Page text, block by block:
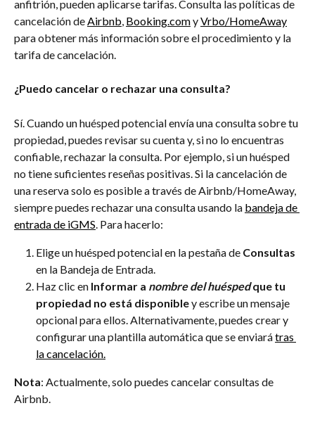
anfitrión, pueden aplicarse tarifas. Consulta las políticas de
cancelación de Airbnb, Booking.com y Vrbo/HomeAway
para obtener más información sobre el procedimiento y la
tarifa de cancelación.
¿Puedo cancelar o rechazar una consulta?
Sí. Cuando un huésped potencial envía una consulta sobre tu
propiedad, puedes revisar su cuenta y, si no lo encuentras
confiable, rechazar la consulta. Por ejemplo, si un huésped
no tiene suficientes reseñas positivas. Si la cancelación de
una reserva solo es posible a través de Airbnb/HomeAway,
siempre puedes rechazar una consulta usando la bandeja de
entrada de iGMS. Para hacerlo:
Elige un huésped potencial en la pestaña de Consultas
en la Bandeja de Entrada.
Haz clic en Informar a nombre del huésped que tu
propiedad no está disponible y escribe un mensaje
opcional para ellos. Alternativamente, puedes crear y
configurar una plantilla automática que se enviará tras
la cancelación.
Nota: Actualmente, solo puedes cancelar consultas de
Airbnb.